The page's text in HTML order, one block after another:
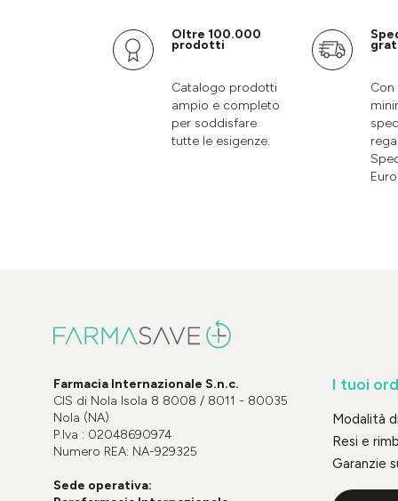
Oltre 100.000
prodotti
Catalogo prodotti
ampio e completo
per soddisfare
tutte le esigenze.
Farmacia Internazionale S.n.c.
CIS di Nola Isola 8 8008 / 8011 - 80035
Nola (NA)
P.Iva : 02048690974
Numero REA: NA-929325
Sede operativa:
I tuoi
Modalità
Resi e
Garanzie